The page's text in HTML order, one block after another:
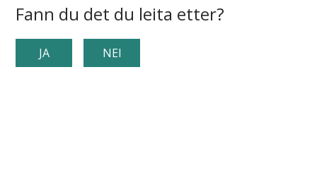
Fann du det du leita etter?
JA NEI